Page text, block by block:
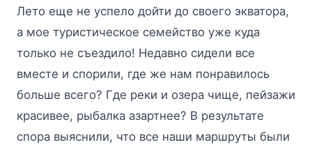
Лето еще не успело дойти до своего экватора,
а мое туристическое семейство уже куда
только не съездило! Недавно сидели все
вместе и спорили, где же нам понравилось
больше всего? Где реки и озера чище, пейзажи
красивее, рыбалка азартнее? В результате
спора выяснили, что все наши маршруты были